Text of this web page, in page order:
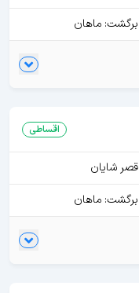
برگشت: ماهان
اقساطی
قصر شایان
برگشت: ماهان